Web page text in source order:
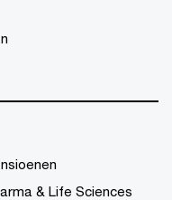
& Life Sciences